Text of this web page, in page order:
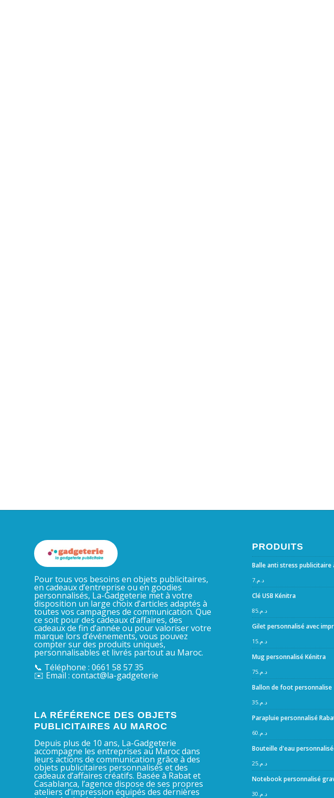
Pour tous vos besoins en objets publicitaires,
en cadeaux d’entreprise ou en goodies
personnalisés, La-Gadgeterie met à votre
disposition un large choix d’articles adaptés à
toutes vos campagnes de communication. Que
ce soit pour des cadeaux d’affaires, des
cadeaux de fin d’année ou pour valoriser votre
marque lors d’événements, vous pouvez
compter sur des produits uniques,
personnalisables et livrés partout au Maroc.
📞 Téléphone : 0661 58 57 35
✉️ Email : contact@la-gadgeterie
LA RÉFÉRENCE DES OBJETS
PUBLICITAIRES AU MAROC
Depuis plus de 10 ans, La-Gadgeterie
accompagne les entreprises au Maroc dans
leurs actions de communication grâce à des
objets publicitaires personnalisés et des
cadeaux d’affaires créatifs. Basée à Rabat et
Casablanca, l’agence dispose de ses propres
ateliers d’impression équipés des dernières
PRODUITS
Balle anti stress publicitaire
د.م.7
Clé USB Kénitra
د.م.85
Gilet personnalisé avec
د.م.15
Mug personnalisé Kénitra
د.م.75
Ballon de foot personnalise
د.م.35
Parapluie personnalisé
د.م. 60
Bouteille d'eau
د.م.25
Notebook personnalisé
د.م. 30